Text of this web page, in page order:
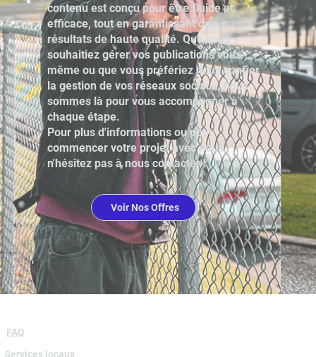
contenu est conçu pour être fluide et
efficace, tout en garantissant des
résultats de haute qualité. Que vous
souhaitiez gérer vos publications vous-
même ou que vous préfériez nous confier
la gestion de vos réseaux sociaux, nous
sommes là pour vous accompagner à
chaque étape.
Pour plus d'informations ou pour
commencer votre projet avec nous,
n'hésitez pas à nous contacter !
Voir Nos Offres
FAQ
Services locaux